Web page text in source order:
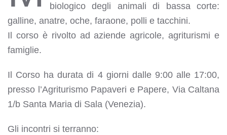
biologico degli animali di bassa corte:
galline, anatre, oche, faraone, polli e tacchini.
Il corso è rivolto ad aziende agricole, agriturismi e
famiglie.
Il Corso ha durata di 4 giorni dalle 9:00 alle 17:00,
presso l’Agriturismo Papaveri e Papere, Via Caltana
1/b Santa Maria di Sala (Venezia).
Gli incontri si terranno: